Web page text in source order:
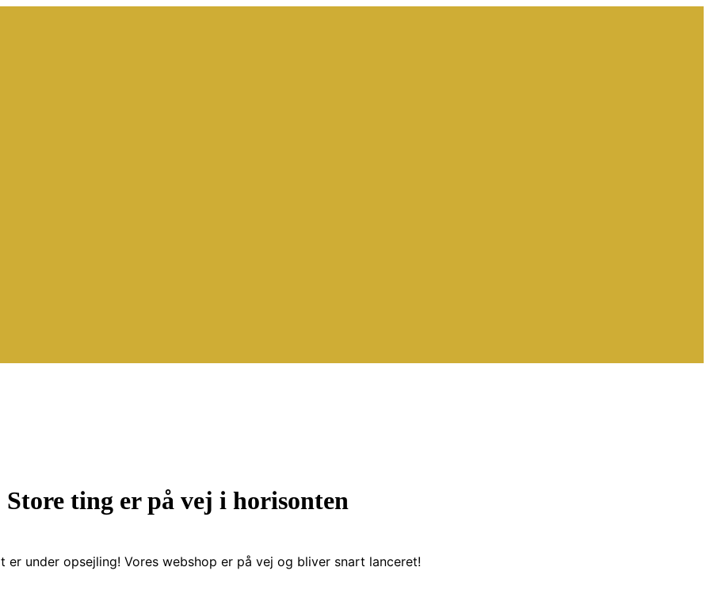
Store ting er på vej i horisonten
er under opsejling! Vores webshop er på vej og bliver snart lanceret!